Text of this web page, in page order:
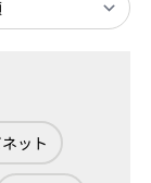
ット